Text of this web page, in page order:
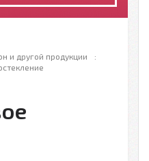
и другой продукции